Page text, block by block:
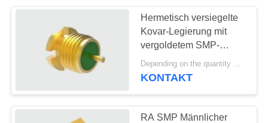
2.4mm Rf-
Verbindungsstück
40
Hermetisch versiegelte
Kovar-Legierung mit
vergoldetem SMP-
Männlichem glatten
Bore-RF-Koaxial-
Depending on the quantity MOQ:50, wir können darüber reden, ob es auf Lager ist.
KONTAKT
RA SMP Männlicher